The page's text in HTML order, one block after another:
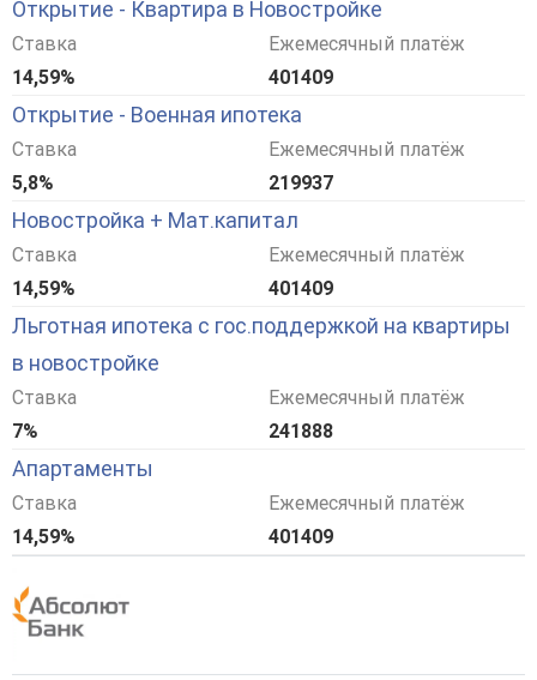
Открытие - Квартира в Новостройке
Ставка
14,59%
Ежемесячный платёж
401409
Открытие - Военная ипотека
Ставка
5,8%
Ежемесячный платёж
219937
Новостройка + Мат.капитал
Ставка
14,59%
Ежемесячный платёж
401409
Льготная ипотека с гос.поддержкой на квартиры
в новостройке
Ставка
7%
Ежемесячный платёж
241888
Апартаменты
Ставка
14,59%
Ежемесячный платёж
401409